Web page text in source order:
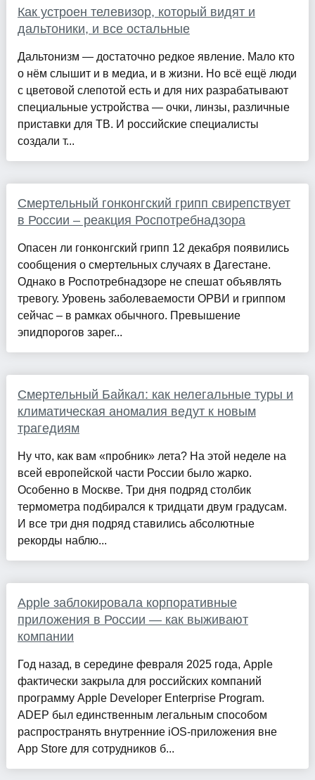
Как устроен телевизор, который видят и
дальтоники, и все остальные
Дальтонизм — достаточно редкое явление. Мало кто
о нём слышит и в медиа, и в жизни. Но всё ещё люди
с цветовой слепотой есть и для них разрабатывают
специальные устройства — очки, линзы, различные
приставки для ТВ. И российские специалисты
создали т...
Смертельный гонконгский грипп свирепствует
в России – реакция Роспотребнадзора
Опасен ли гонконгский грипп 12 декабря появились
сообщения о смертельных случаях в Дагестане.
Однако в Роспотребнадзоре не спешат объявлять
тревогу. Уровень заболеваемости ОРВИ и гриппом
сейчас – в рамках обычного. Превышение
эпидпорогов зарег...
Смертельный Байкал: как нелегальные туры и
климатическая аномалия ведут к новым
трагедиям
Ну что, как вам «пробник» лета? На этой неделе на
всей европейской части России было жарко.
Особенно в Москве. Три дня подряд столбик
термометра подбирался к тридцати двум градусам.
И все три дня подряд ставились абсолютные
рекорды наблю...
Apple заблокировала корпоративные
приложения в России — как выживают
компании
Год назад, в середине февраля 2025 года, Apple
фактически закрыла для российских компаний
программу Apple Developer Enterprise Program.
ADEP был единственным легальным способом
распространять внутренние iOS-приложения вне
App Store для сотрудников б...